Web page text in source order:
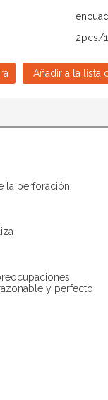
2pcs/
Añadir a la lista
la perforación
y perfecto